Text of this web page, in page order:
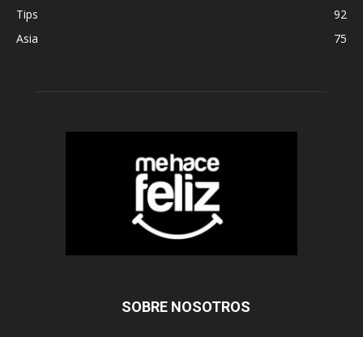
Tips
92
Asia
75
SOBRE NOSOTROS